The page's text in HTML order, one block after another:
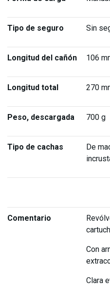
Tipo de seguro Sin
Longitud del cañón 106
Longitud total 270
Peso, descargada 700 g
Tipo de cachas
De
Comentario
Con
Clara